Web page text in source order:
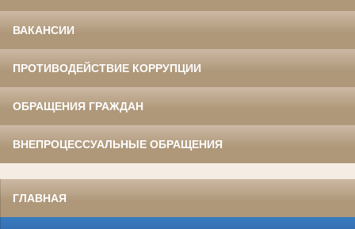
ВАКАНСИИ
ПРОТИВОДЕЙСТВИЕ КОРРУПЦИИ
ОБРАЩЕНИЯ ГРАЖДАН
ВНЕПРОЦЕССУАЛЬНЫЕ ОБРАЩЕНИЯ
ГЛАВНАЯ